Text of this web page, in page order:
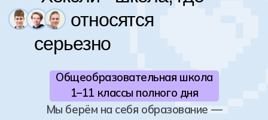
и спокойно сдавал экзамены с сильным
результатом
Узнать подробности программы